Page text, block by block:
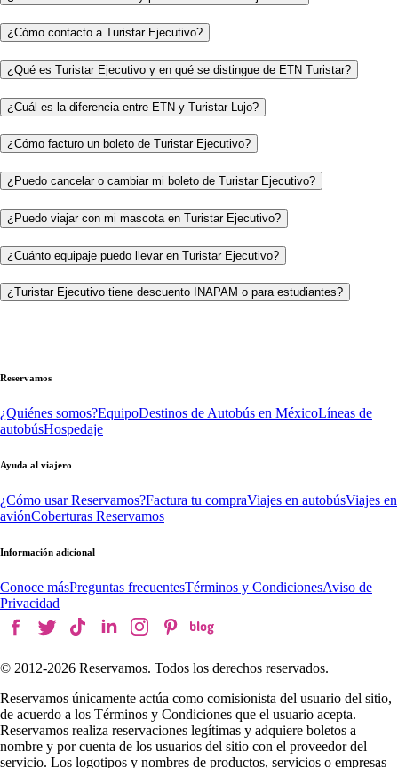
¿Cómo contacto a Turistar Ejecutivo?
¿Qué es Turistar Ejecutivo y en qué se distingue de ETN Turistar?
¿Cuál es la diferencia entre ETN y Turistar Lujo?
¿Cómo facturo un boleto de Turistar Ejecutivo?
¿Puedo cancelar o cambiar mi boleto de Turistar Ejecutivo?
¿Puedo viajar con mi mascota en Turistar Ejecutivo?
¿Cuánto equipaje puedo llevar en Turistar Ejecutivo?
¿Turistar Ejecutivo tiene descuento INAPAM o para estudiantes?
Reservamos
¿Quiénes somos?EquipoDestinos de Autobús en MéxicoLíneas de
autobúsHospedaje
Ayuda al viajero
¿Cómo usar Reservamos?Factura tu compraViajes en autobúsViajes en
aviónCoberturas Reservamos
Información adicional
Conoce másPreguntas frecuentesTérminos y CondicionesAviso de
Privacidad
© 2012-2026 Reservamos. Todos los derechos reservados.
Reservamos únicamente actúa como comisionista del usuario del sitio,
de acuerdo a los Términos y Condiciones que el usuario acepta.
Reservamos realiza reservaciones legítimas y adquiere boletos a
nombre y por cuenta de los usuarios del sitio con el proveedor del
servicio. Los logotipos y nombres de productos, servicios o empresas